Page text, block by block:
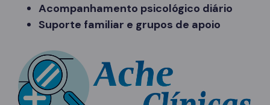
Acompanhamento psicológico diário
Suporte familiar e grupos de apoio